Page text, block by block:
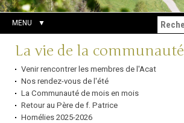
MENU
Navigation
La vie de la communauté
Venir rencontrer les membres de l'Acat
Nos rendez-vous de l'été
La Communauté de mois en mois
Retour au Père de f. Patrice
Homélies 2025-2026